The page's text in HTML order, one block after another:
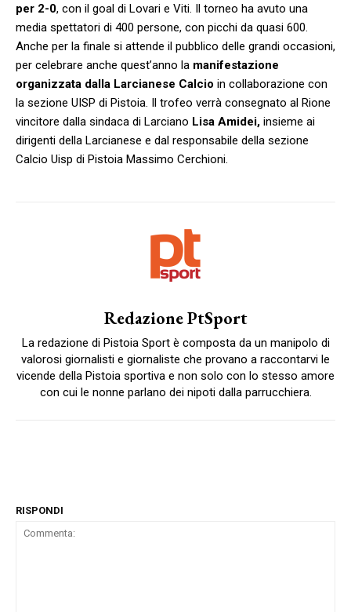
per 2-0, con il goal di Lovari e Viti. Il torneo ha avuto una
media spettatori di 400 persone, con picchi da quasi 600.
Anche per la finale si attende il pubblico delle grandi occasioni,
per celebrare anche quest’anno la manifestazione
organizzata dalla Larcianese Calcio in collaborazione con
la sezione UISP di Pistoia. Il trofeo verrà consegnato al Rione
vincitore dalla sindaca di Larciano Lisa Amidei, insieme ai
dirigenti della Larcianese e dal responsabile della sezione
Calcio Uisp di Pistoia Massimo Cerchioni.
Redazione PtSport
La redazione di Pistoia Sport è composta da un manipolo di
valorosi giornalisti e giornaliste che provano a raccontarvi le
vicende della Pistoia sportiva e non solo con lo stesso amore
con cui le nonne parlano dei nipoti dalla parrucchiera.
RISPONDI